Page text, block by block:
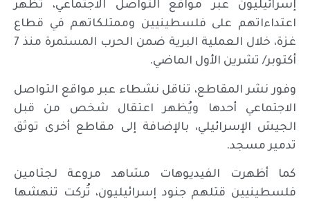
إسرائيليون عبر مواقع التواصل الاجتماعي، تُظهر
اعتداءاتهم على فلسطينيين وممتلكاتهم في قطاع
غزة، خلال العملية البرية ضمن الحرب المستمرة منذ 7
أكتوبر/ تشرين الأول الماضي.
وفور نشر المقاطع، تناقل نشطاء عبر مواقع التواصل
الاجتماعي أحدها ويُظهر اعتقال شخص من قبل
الجيش الإسرائيلي، بالإضافة إلى مقاطع أخرى توثق
تدمير مسجد.
كما أظهرت الفيديوهات مشاهد مروعة لجثامين
فلسطينيين قتلهم جنود إسرائيليون، تُركت تنهشها